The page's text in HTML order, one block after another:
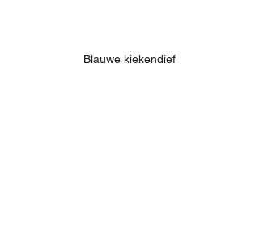
Blauwe kiekendief